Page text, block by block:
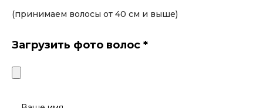
(принимаем волосы от 40 см и выше)
Загрузить фото волос *
Ваше